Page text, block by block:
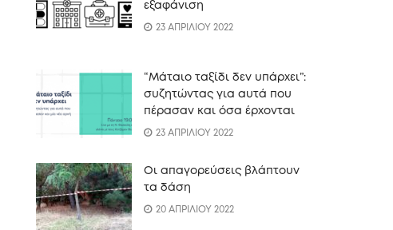
εξαφάνιση
23 ΑΠΡΙΛΙΟΥ 2022
“Mάταιο ταξίδι δεν υπάρχει”:
συζητώντας για αυτά που
πέρασαν και όσα έρχονται
23 ΑΠΡΙΛΙΟΥ 2022
Οι απαγορεύσεις βλάπτουν
τα δάση
20 ΑΠΡΙΛΙΟΥ 2022